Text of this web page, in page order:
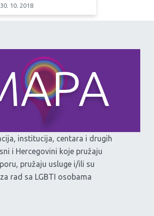
30. 10. 2018
institucija, centara i drugih
i Hercegovini koje pružaju
pružaju usluge i/ili su
rad sa LGBTI osobama